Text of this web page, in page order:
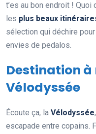
t’es au bon endroit !
les plus beaux
sélection qui déchire
envies de pedalos.
Destination à
Vélodyssée
Écoute ça, la Vélodyssée
escapade entre copains.